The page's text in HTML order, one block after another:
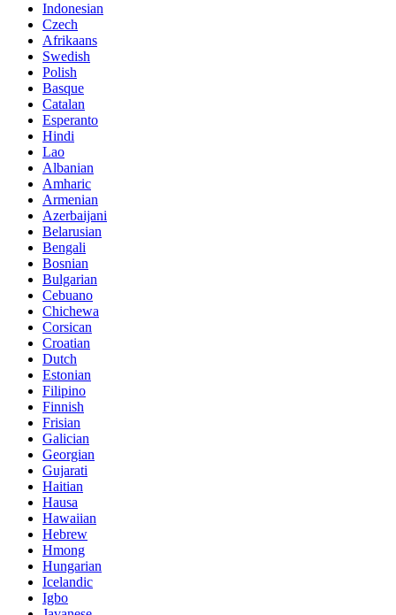
Indonesian
Czech
Afrikaans
Swedish
Polish
Basque
Catalan
Esperanto
Hindi
Lao
Albanian
Amharic
Armenian
Azerbaijani
Belarusian
Bengali
Bosnian
Bulgarian
Cebuano
Chichewa
Corsican
Croatian
Dutch
Estonian
Filipino
Finnish
Frisian
Galician
Georgian
Gujarati
Haitian
Hausa
Hawaiian
Hebrew
Hmong
Hungarian
Icelandic
Igbo